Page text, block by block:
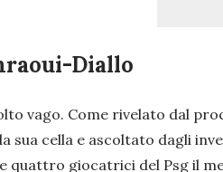
Diallo
vago. Come rivelato dal
sua cella e ascoltato dagli
giocatrici del Psg il